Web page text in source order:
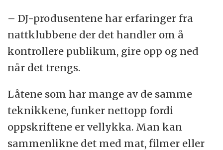
– DJ-produsentene har erfaringer fra
nattklubbene der det handler om å
kontrollere publikum, gire opp og ned
når det trengs.
Låtene som har mange av de samme
teknikkene, funker nettopp fordi
oppskriftene er vellykka. Man kan
sammenlikne det med mat, filmer eller